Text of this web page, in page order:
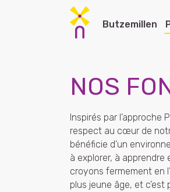
Skip to main content
Butzemillen
Notre histoire
L'alimentation
Nos aires de jeux
Notre projet
Nos offres
Nos groupes
Crèche Ettelbruck ll
Crèche Marnach
Crèche Wemperhardt
Foyer de jour
Foyer de jour
Foyer de jour Wiltz
NOS
Inspirés par l’approche
respect au cœur de
bénéficie d’un
à explorer, à apprendre
croyons fermement en
plus jeune âge, et